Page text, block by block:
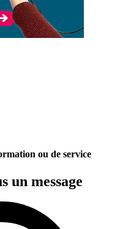
ou de service
un message